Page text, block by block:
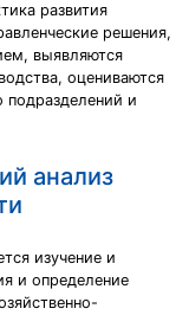
развития
решения,
выявляются
оцениваются
подразделений и
анализ
изучение и
и определение